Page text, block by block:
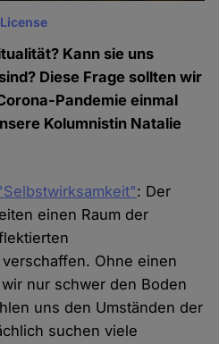
Kann sie uns
Diese Frage sollten wir
Pandemie einmal
Kolumnistin Natalie
: Der
einen Raum der
Ohne einen
nur schwer den Boden
uns den Umständen der
suchen viele